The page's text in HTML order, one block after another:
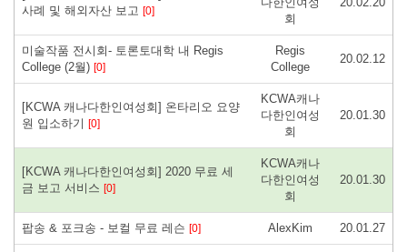
사례 및 해외자산 보고 [0]
회
미술작품 전시회- 토론토대학 내 Regis
College (2월) [0]
Regis
College
20.02.12
[KCWA 캐나다한인여성회] 온타리오 요양
원 입소하기 [0]
KCWA캐나
다한인여성
회
20.01.30
[KCWA 캐나다한인여성회] 2020 무료 세
금 보고 서비스 [0]
KCWA캐나
다한인여성
회
20.01.30
팝송 & 포크송 - 보컬 무료 레슨 [0] AlexKim 20.01.27